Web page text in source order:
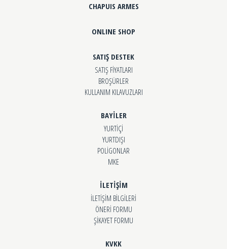
CHAPUIS ARMES
ONLINE SHOP
SATIŞ DESTEK
SATIŞ FİYATLARI
BROŞÜRLER
KULLANIM KILAVUZLARI
BAYİLER
YURTİÇİ
YURTDIŞI
POLİGONLAR
MKE
İLETİŞİM
İLETİŞİM BİLGİLERİ
ÖNERİ FORMU
ŞİKAYET FORMU
KVKK